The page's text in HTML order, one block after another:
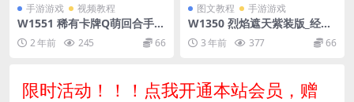
手游游戏 视频教程
W1551 稀有卡牌Q萌回合手游
【星河战姬内购版】最新整理
Linux手工服务端+安卓+视频
2 年前 245 66
图文教程 手游游戏
W1350 烈焰遮天紫装版_经典
3D传奇烈焰遮天_Win学习手
工服务端_文本教程_安卓版
3 年前 377 66
限时活动！！！点我开通本站会员，赠